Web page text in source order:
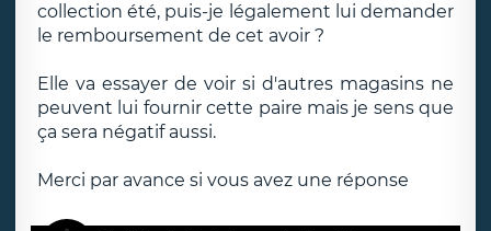
collection été, puis-je légalement lui demander
le remboursement de cet avoir ?
Elle va essayer de voir si d'autres magasins ne
peuvent lui fournir cette paire mais je sens que
ça sera négatif aussi.
Merci par avance si vous avez une réponse